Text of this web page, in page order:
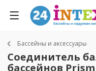
Бассейны и аксессуары
Соединитель
бассейнов